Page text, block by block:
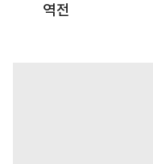
역전